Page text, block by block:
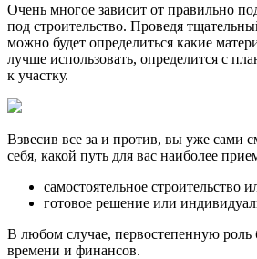
Очень многое зависит от правильно
под строительство. Проведя
можно будет определиться какие
лучше использовать, определится с
к участку.
Взвесив все за и против, вы уже сами
себя, какой путь для вас наиболее
самостоятельное строительство
готовое решение или
В любом случае, первостепенную роль
времени и финансов.